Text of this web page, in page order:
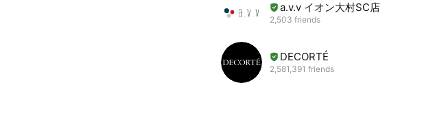
a.v.v イオン大村SC店
2,503 friends
DECORTÉ
2,581,391 friends